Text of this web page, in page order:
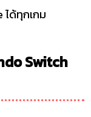
ได้ทุกเกม
Switch